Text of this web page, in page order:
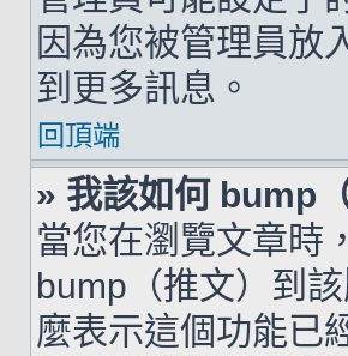
因為您被管理員放
到更多訊息。
回頂端
» 我該如何 bump
當您在瀏覽文章時
bump（推文）到
麼表示這個功能已